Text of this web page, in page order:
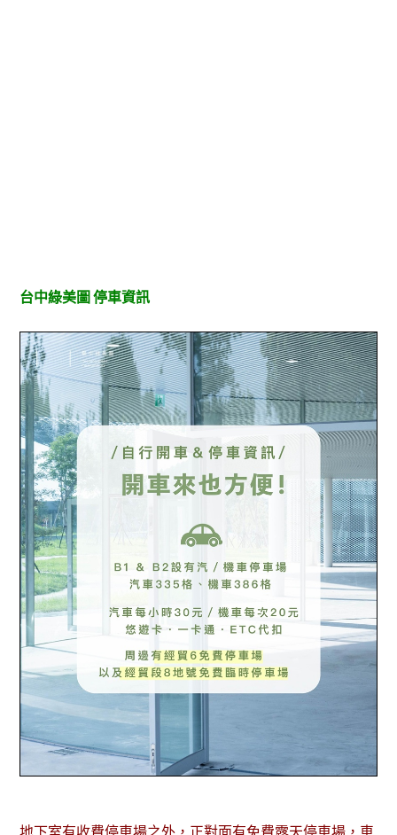
台中綠美圖 停車資訊
地下室有收費停車場之外，正對面有免費露天停車場，車